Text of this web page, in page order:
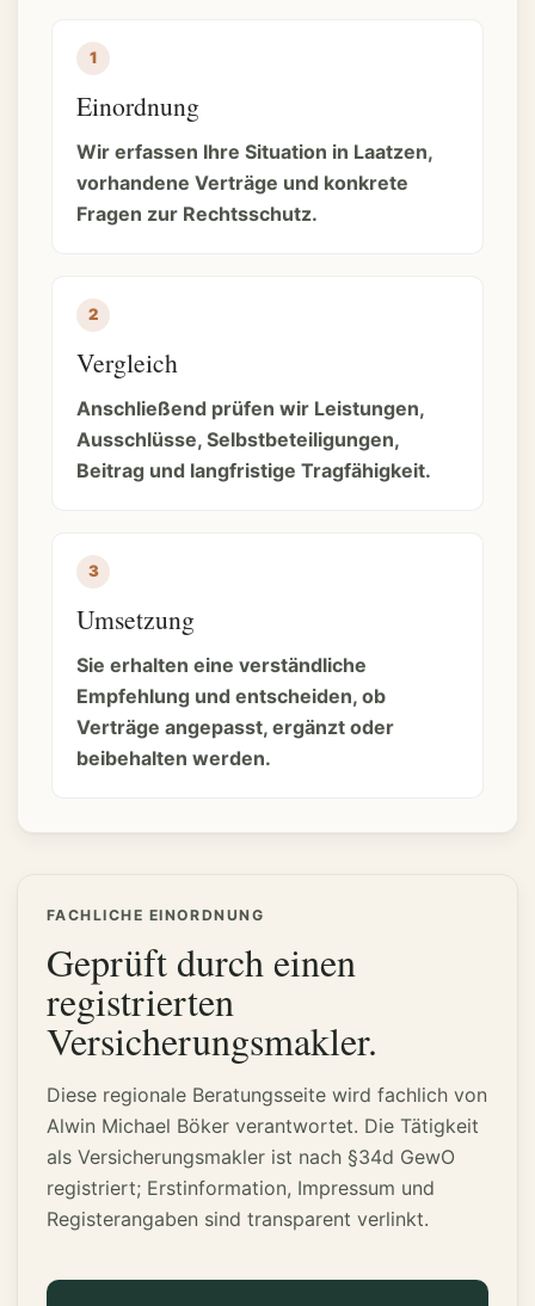
Einordnung
Wir erfassen Ihre Situation in Laatzen,
vorhandene Verträge und konkrete
Fragen zur Rechtsschutz.
Vergleich
Anschließend prüfen wir Leistungen,
Ausschlüsse, Selbstbeteiligungen,
Beitrag und langfristige Tragfähigkeit.
Umsetzung
Sie erhalten eine verständliche
Empfehlung und entscheiden, ob
Verträge angepasst, ergänzt oder
beibehalten werden.
FACHLICHE EINORDNUNG
Geprüft durch einen
registrierten
Versicherungsmakler.
Diese regionale Beratungsseite wird fachlich von
Alwin Michael Böker verantwortet. Die Tätigkeit
als Versicherungsmakler ist nach §34d GewO
registriert; Erstinformation, Impressum und
Registerangaben sind transparent verlinkt.